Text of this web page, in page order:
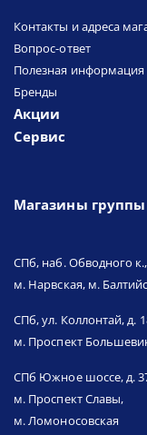
Контакты и адреса
Вопрос-ответ
Полезная информация
Бренды
Акции
Сервис
Магазины
СПб, наб. Обводного
м. Нарвская, м.
СПб, ул. Коллонтай, д.
м. Проспект
СПб Южное шоссе, д.
м. Проспект Славы,
м. Ломоносовская